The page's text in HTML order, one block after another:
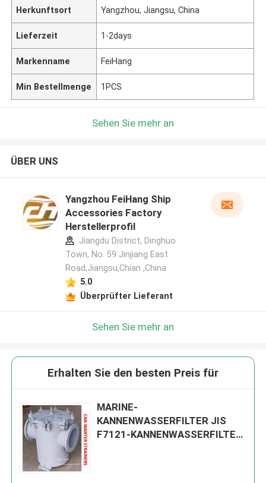
Herkunftsort Yangzhou, Jiangsu, China
Lieferzeit 1-2days
Markenname FeiHang
Min Bestellmenge 1PCS
Sehen Sie mehr an
ÜBER UNS
Yangzhou FeiHang Ship
Accessories Factory
Herstellerprofil
Jiangdu District, Dinghuo
Town, No. 59 Jinjiang East
Road,Jiangsu,Chian ,China
5.0
Überprüfter Lieferant
Sehen Sie mehr an
Erhalten Sie den besten Preis für
MARINE-
KANNENWASSERFILTER JIS
F7121-KANNENWASSERFILTER,